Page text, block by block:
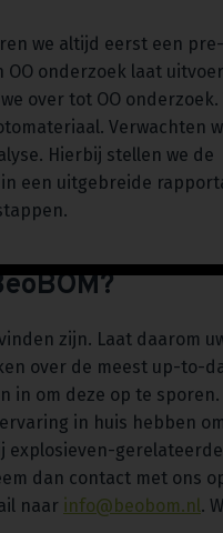
we altijd eerst een pre-
onderzoek laat
over tot OO onderzoek.
Verwachten
Hierbij stellen we de
een uitgebreide
zijn. Laat daarom
over de meest up-to-
in om deze op te sporen.
in huis hebben om
explosieven-gerelateerde
dan contact met ons
naar info@beobom.nl .